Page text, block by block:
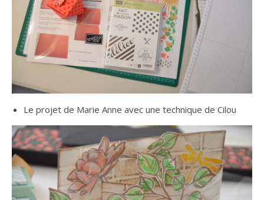
Le projet de Marie Anne avec une technique de Cilou